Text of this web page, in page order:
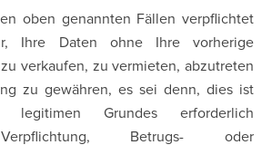
oben genannten Fällen verpflichtet
Ihre Daten ohne Ihre vorherige
verkaufen, zu vermieten, abzutreten
zu gewähren, es sei denn, dies ist
legitimen Grundes erforderlich
Betrugs- oder